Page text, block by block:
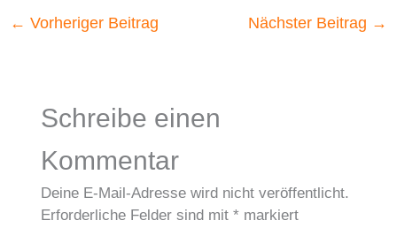
← Vorheriger Beitrag Nächster Beitrag →
Schreibe einen
Kommentar
Deine E-Mail-Adresse wird nicht veröffentlicht.
Erforderliche Felder sind mit * markiert